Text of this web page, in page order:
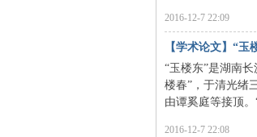
2016-12-7 22:09
【学术论文】“玉
“玉楼东”是湖南
楼春”，于清光绪
由谭奚庭等接顶。
2016-12-7 22:08